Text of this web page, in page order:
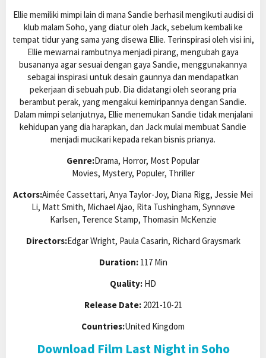
Ellie memiliki mimpi lain di mana Sandie berhasil mengikuti audisi di
klub malam Soho, yang diatur oleh Jack, sebelum kembali ke
tempat tidur yang sama yang disewa Ellie. Terinspirasi oleh visi ini,
Ellie mewarnai rambutnya menjadi pirang, mengubah gaya
busananya agar sesuai dengan gaya Sandie, menggunakannya
sebagai inspirasi untuk desain gaunnya dan mendapatkan
pekerjaan di sebuah pub. Dia didatangi oleh seorang pria
berambut perak, yang mengakui kemiripannya dengan Sandie.
Dalam mimpi selanjutnya, Ellie menemukan Sandie tidak menjalani
kehidupan yang dia harapkan, dan Jack mulai membuat Sandie
menjadi mucikari kepada rekan bisnis prianya.
Genre:Drama, Horror, Most Popular
Movies, Mystery, Populer, Thriller
Actors:Aimée Cassettari, Anya Taylor-Joy, Diana Rigg, Jessie Mei
Li, Matt Smith, Michael Ajao, Rita Tushingham, Synnøve
Karlsen, Terence Stamp, Thomasin McKenzie
Directors:Edgar Wright, Paula Casarin, Richard Graysmark
Duration:117 Min
Quality: HD
Release Date:2021-10-21
Countries:United Kingdom
Download Film Last Night in Soho